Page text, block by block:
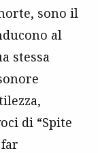
sono il
al
stessa
di “Spite